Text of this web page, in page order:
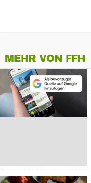
MEHR VON FFH